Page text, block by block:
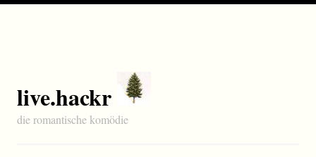
live.hackr
die romantische komödie